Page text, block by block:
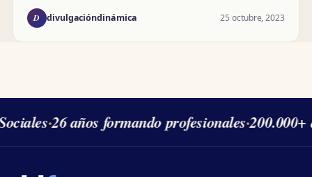
D divulgacióndinámica 25 octubre, 2023
·26 años formando profesionales·200.000+